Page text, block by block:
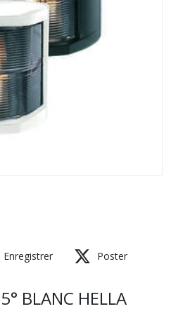
Enregistrer Poster
BLANC HELLA